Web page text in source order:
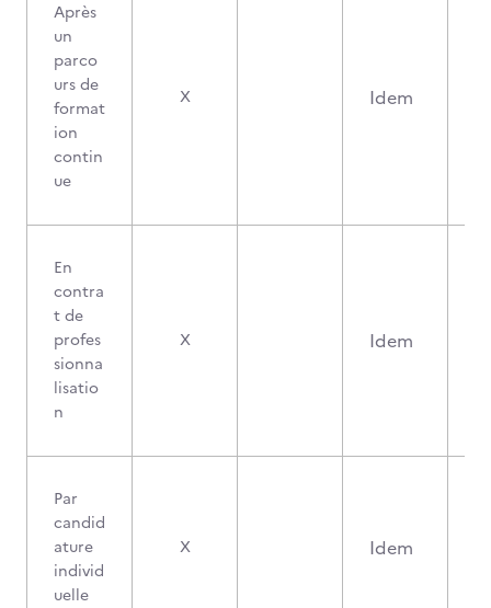
Après
un
parco
urs de
format
ion
contin
ue
X Idem
En
contra
t de
profes
sionna
lisatio
n
X Idem
Par
candid
ature
individ
uelle
X Idem